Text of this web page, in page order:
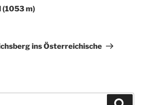
(1053 m)
ins Österreichische